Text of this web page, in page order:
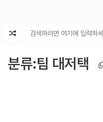
분류:팀 대저택